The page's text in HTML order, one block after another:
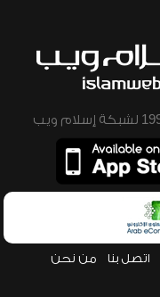
اتصل بنا من نحن